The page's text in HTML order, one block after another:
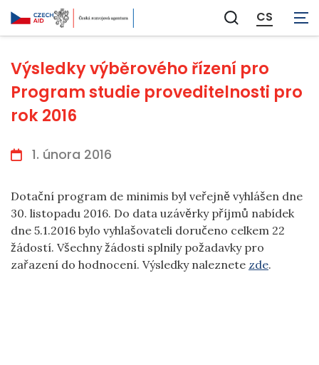
Zobrazit
vyhledávání
CS
Výsledky výběrového řízení pro
Program studie proveditelnosti pro
rok 2016
1. února 2016
Dotační program de minimis byl veřejně vyhlášen dne
30. listopadu 2016. Do data uzávěrky příjmů nabídek
dne 5.1.2016 bylo vyhlašovateli doručeno celkem 22
žádostí. Všechny žádosti splnily požadavky pro
zařazení do hodnocení. Výsledky naleznete zde.